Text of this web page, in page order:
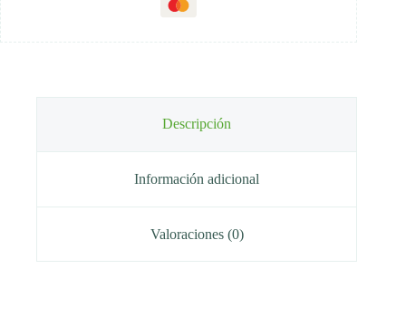
Descripción
Información adicional
Valoraciones (0)